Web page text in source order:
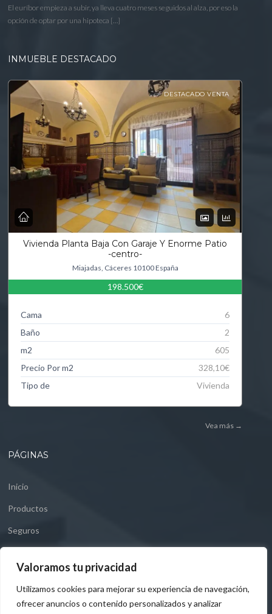
Valoramos tu privacidad
Utilizamos cookies para mejorar su experiencia de navegación,
ofrecer anuncios o contenido personalizados y analizar
El euríbor empieza a subir, ya lleva cuatro meses seguidos al alza, por eso la
opción de optar por una hipoteca […]
INMUEBLE DESTACADO
DESTACADO VENTA
Vivienda Planta Baja Con Garaje Y Enorme Patio
-centro-
Miajadas, Cáceres 10100 España
198.500€
Cama
6
Baño
2
m2
605
Precio Por m2
328,10€
Tipo de
Vivienda
Vea más →
PÁGINAS
Inicio
Productos
Seguros
Aviso legal